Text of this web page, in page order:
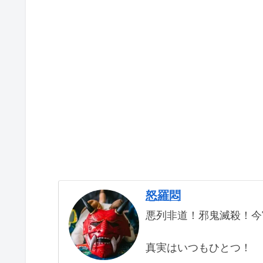
怒羅悶
悪列非道！邪鬼滅殺！今
真実はいつもひとつ！